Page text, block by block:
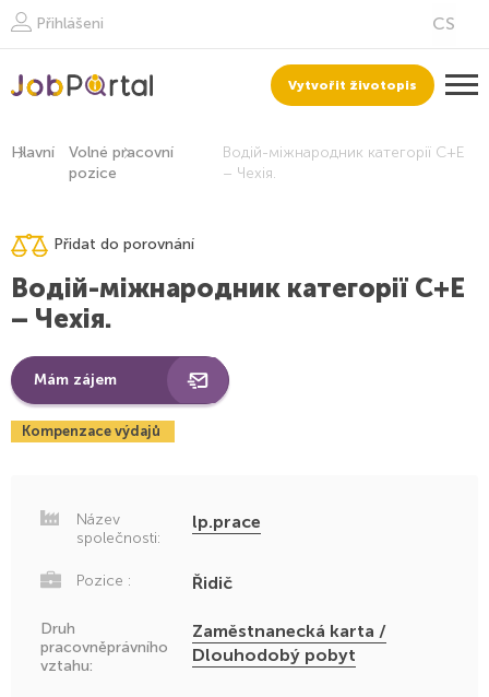
Přihlášeni
Vytvořit životopis
Hlavní
Volné pracovní
pozice
Водій-міжнародник категорії С+Е
– Чехія.
Přidat do porovnání
Водій-міжнародник категорії С+Е
– Чехія.
Mám zájem
Kompenzace výdajů
Název
společnosti:
lp.prace
Pozice : Řidič
Druh
pracovněprávního
vztahu:
Zaměstnanecká karta /
Dlouhodobý pobyt